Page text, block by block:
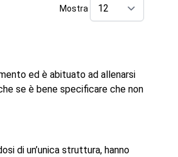
Mostra
ed è abituato ad allenarsi
se è bene specificare che non
di un’unica struttura, hanno